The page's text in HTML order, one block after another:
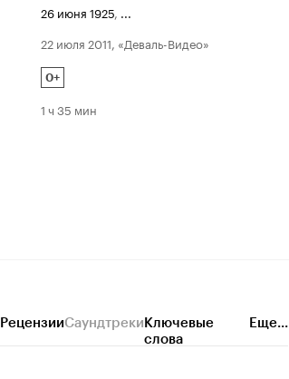
26 июня 1925
22 июля 2011, «Деваль-Видео»
0+
1 ч 35 мин
РецензииСаундтрекиКлючевые
слова
Еще...